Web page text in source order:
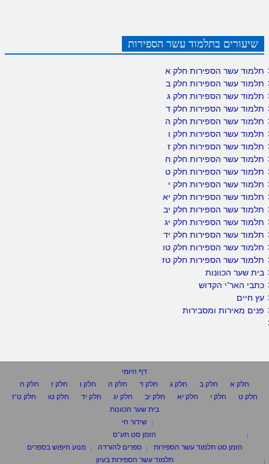
שיעורים בתלמוד עשר הספירות
תלמוד עשר הספירות חלק א
תלמוד עשר הספירות חלק ב
תלמוד עשר הספירות חלק ג
תלמוד עשר הספירות חלק ד
תלמוד עשר הספירות חלק ה
תלמוד עשר הספירות חלק ו
תלמוד עשר הספירות חלק ז
תלמוד עשר הספירות חלק ח
תלמוד עשר הספירות חלק ט
תלמוד עשר הספירות חלק י
תלמוד עשר הספירות חלק יא
תלמוד עשר הספירות חלק יב
תלמוד עשר הספירות חלק יג
תלמוד עשר הספירות חלק יד
תלמוד עשר הספירות חלק טו
תלמוד עשר הספירות חלק טז
בית שער הכוונות
כתבי האר"י הקדוש
עץ חיים
פנים מאירות ומסבירות
דף היומי
חלק א
חלק ב חלק ג חלק ד חלק ה חלק ו חלק ז
חלק ח
חלק ט
חלק י חלק יא חלק יב חלק יג חלק יד חלק טו
חלק ט"ז
בית שער הכוונות
שידור חי
הזמן סט תע"ס
הזמן סט תלמוד עשר הספירות
ספרים להורדה
מנוע חיפוש בספרים
תלמוד עשר הספירות בעיון